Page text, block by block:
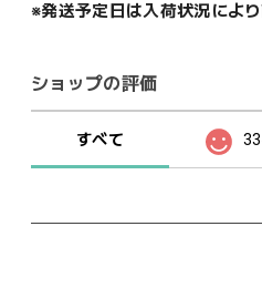
※発送予定日は入荷状況によ
ショップの評価
すべて